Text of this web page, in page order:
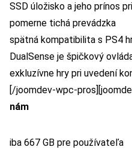
SSD úložisko a jeho prínos
pomerne tichá prevádzka
spätná kompatibilita s PS4
DualSense je špičkový
exkluzívne hry pri uvedení
[/joomdev-wpc-
nám
iba 667 GB pre používateľa